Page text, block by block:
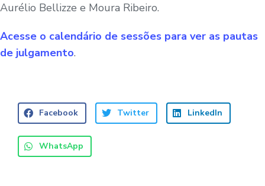
Aurélio Bellizze e Moura Ribeiro.
Acesse o calendário de sessões para ver as pautas
de julgamento.
Facebook Twitter LinkedIn
WhatsApp